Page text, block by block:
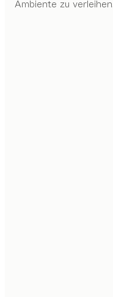
Ambiente zu verleihen.